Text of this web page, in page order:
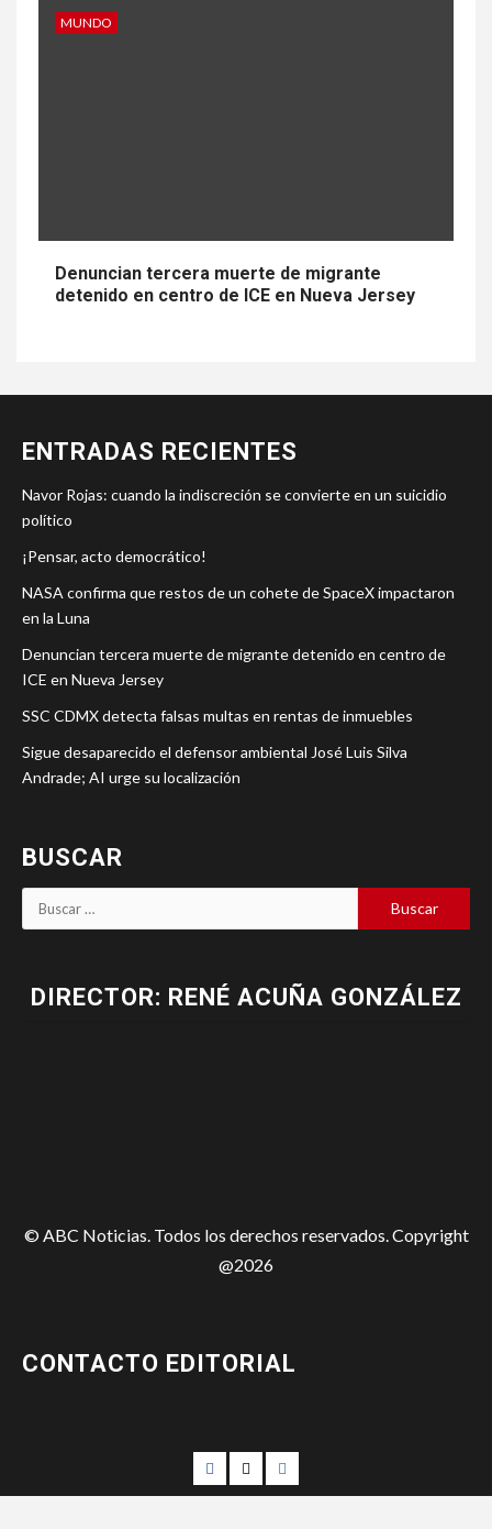
MUNDO
Denuncian tercera muerte de migrante
detenido en centro de ICE en Nueva Jersey
ENTRADAS RECIENTES
Navor Rojas: cuando la indiscreción se convierte en un suicidio
político
¡Pensar, acto democrático!
NASA confirma que restos de un cohete de SpaceX impactaron
en la Luna
Denuncian tercera muerte de migrante detenido en centro de
ICE en Nueva Jersey
SSC CDMX detecta falsas multas en rentas de inmuebles
Sigue desaparecido el defensor ambiental José Luis Silva
Andrade; AI urge su localización
BUSCAR
DIRECTOR: RENÉ ACUÑA GONZÁLEZ
© ABC Noticias. Todos los derechos reservados. Copyright
@2026
CONTACTO EDITORIAL